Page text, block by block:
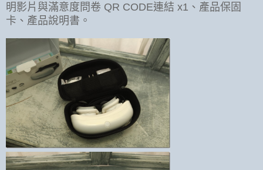
明影片與滿意度問卷 QR CODE連結 x1、產品保固
卡、產品說明書。